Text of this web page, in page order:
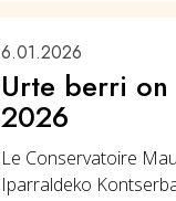
6.01.2026
Urte berri
2026
Le Conservatoire
Iparraldeko